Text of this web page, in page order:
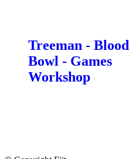
Treeman - Blood
Bowl - Games
Workshop